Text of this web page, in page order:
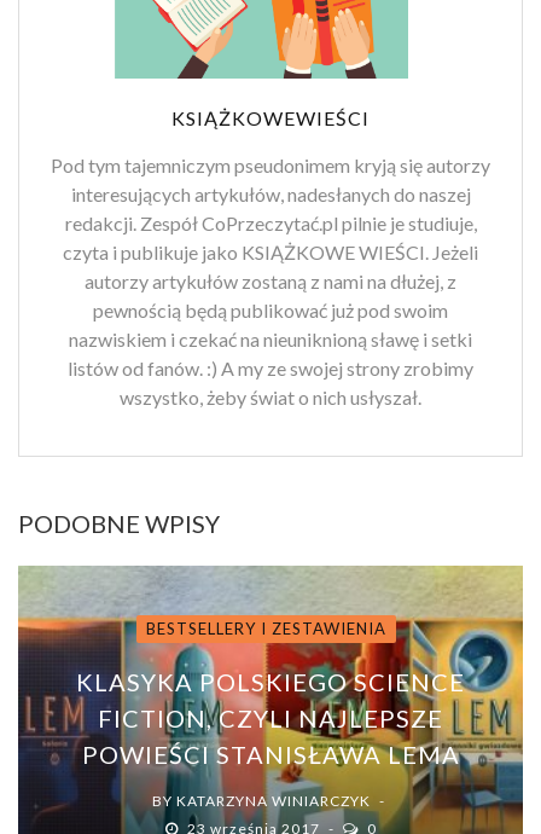
KSIĄŻKOWEWIEŚCI
Pod tym tajemniczym pseudonimem kryją się autorzy
interesujących artykułów, nadesłanych do naszej
redakcji. Zespół CoPrzeczytać.pl pilnie je studiuje,
czyta i publikuje jako KSIĄŻKOWE WIEŚCI. Jeżeli
autorzy artykułów zostaną z nami na dłużej, z
pewnością będą publikować już pod swoim
nazwiskiem i czekać na nieuniknioną sławę i setki
listów od fanów. :) A my ze swojej strony zrobimy
wszystko, żeby świat o nich usłyszał.
PODOBNE WPISY
BESTSELLERY I ZESTAWIENIA
KLASYKA POLSKIEGO SCIENCE
FICTION, CZYLI NAJLEPSZE
POWIEŚCI STANISŁAWA LEMA
BY KATARZYNA WINIARCZYK
23 września 2017
0